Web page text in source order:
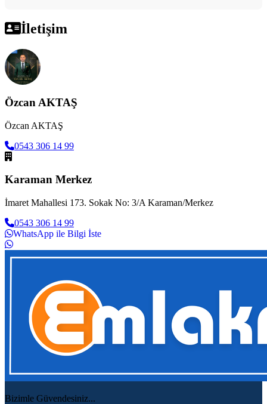
İletişim
Özcan AKTAŞ
Özcan AKTAŞ
0543 306 14 99
Karaman Merkez
İmaret Mahallesi 173. Sokak No: 3/A Karaman/Merkez
0543 306 14 99
WhatsApp ile Bilgi İste
Bizimle Güvendesiniz...